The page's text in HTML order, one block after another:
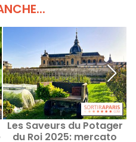
Les Saveurs du Potager
du Roi 2025: mercato